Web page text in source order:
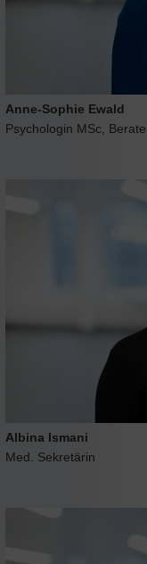
Anne-Sophie Ewald
Psychologin MSc,
Albina Ismani
Med. Sekretärin